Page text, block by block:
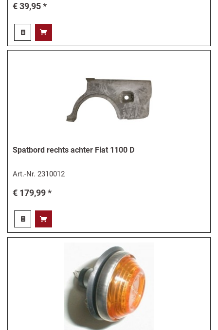
€ 39,95 *
Spatbord rechts achter Fiat 1100 D
Art.-Nr.2310012
€ 179,99 *